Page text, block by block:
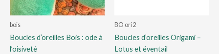
bois
Boucles d’oreilles Bois : ode à
l’oisiveté
BO ori 2
Boucles d’oreilles Origami –
Lotus et éventail